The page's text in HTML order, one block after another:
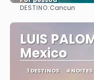
DESTINO:Cancun
LUIS
Mexico
1 DESTINOS 4 NOITES